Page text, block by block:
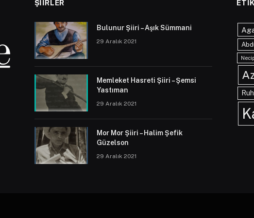
ŞIIRLER
Bulunur Şiiri – Aşık Sümmani
29 Aralık 2021
Memleket Hasreti Şiiri – Şemsi
Yastıman
29 Aralık 2021
Mor Mor Şiiri – Halim Şefik
Güzelson
29 Aralık 2021